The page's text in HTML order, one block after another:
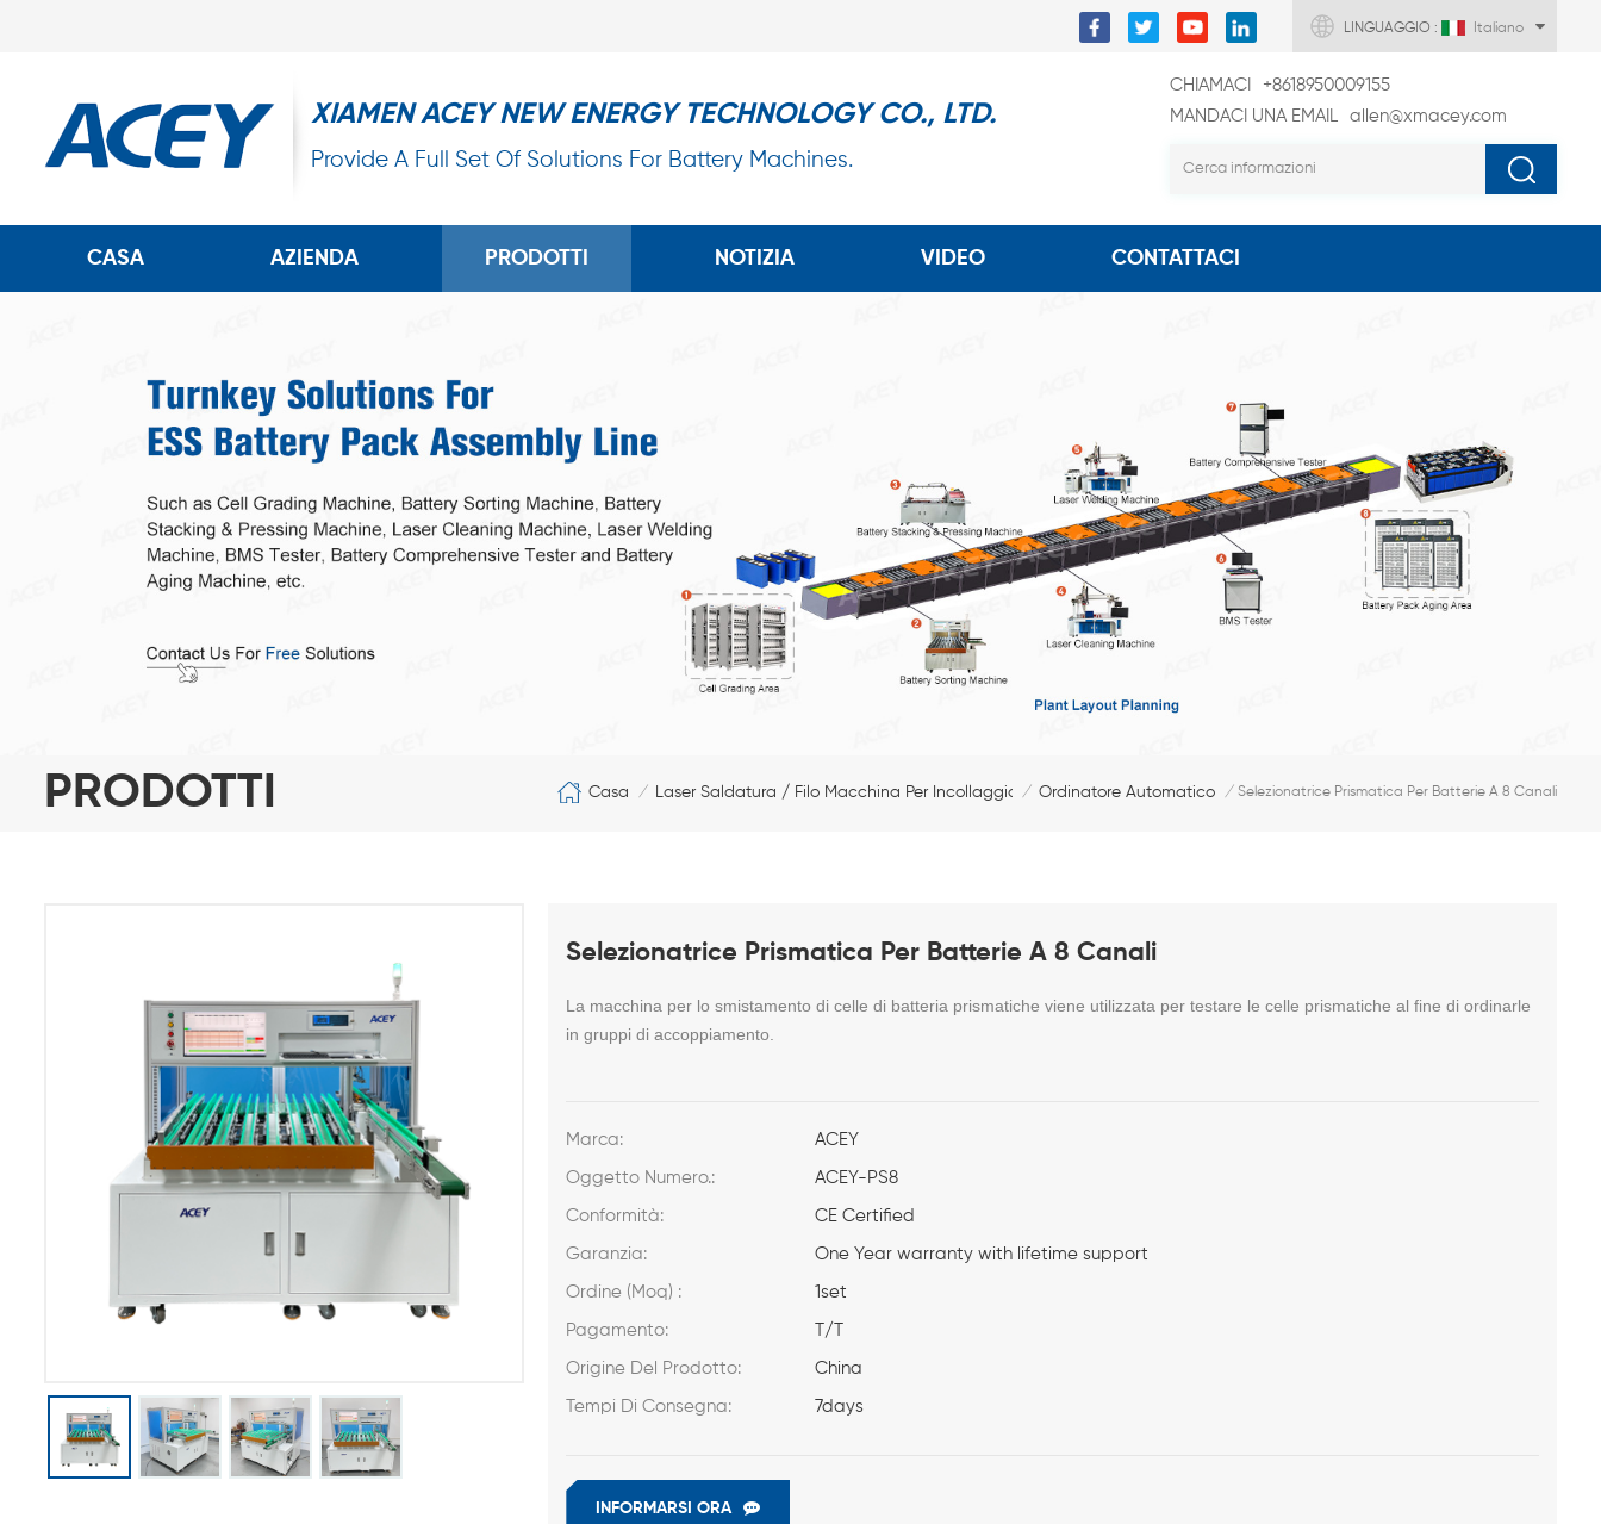
LINGUAGGIO : Italiano
XIAMEN ACEY NEW ENERGY TECHNOLOGY CO., LTD.
Provide A Full Set Of Solutions For Battery Machines.
CHIAMACI
+8618950009155
MANDACI UNA EMAIL
allen@xmacey.com
CASA AZIENDA PRODOTTI NOTIZIA VIDEO CONTATTACI
PRODOTTI Casa / Laser Saldatura / Filo Macchina Per Incollaggio / Ordinatore Automatico / Selezionatrice Prismatica Per Batterie A 8 Canali
Selezionatrice Prismatica Per Batterie A 8 Canali
La macchina per lo smistamento di celle di batteria prismatiche viene utilizzata per testare le celle prismatiche al fine di ordinarle
in gruppi di accoppiamento.
Marca: ACEY
Oggetto Numero.: ACEY-PS8
Conformità: CE Certified
Garanzia: One Year warranty with lifetime support
Ordine (Moq) : 1set
Pagamento: T/T
Origine Del Prodotto: China
Tempi Di Consegna: 7days
INFORMARSI ORA